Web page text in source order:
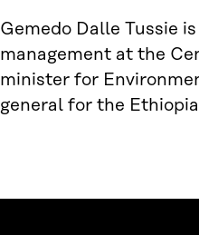
Gemedo Dalle Tussie
management at the
minister for
general for the